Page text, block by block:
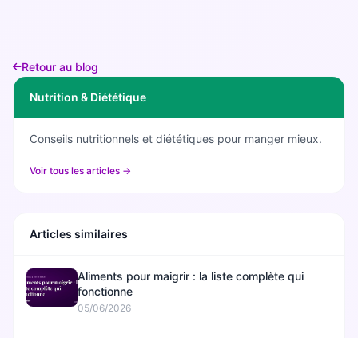
Retour au blog
Nutrition & Diététique
Conseils nutritionnels et diététiques pour manger mieux.
Voir tous les articles →
Articles similaires
Aliments pour maigrir : la liste complète qui
fonctionne
05/06/2026